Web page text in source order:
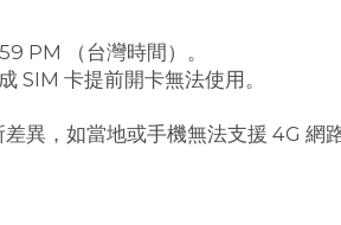
PM （台灣時間）。
SIM 卡提前開卡無法使用。
異，如當地或手機無法支援 4G 網